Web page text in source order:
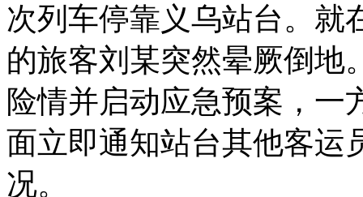
次列车停靠义乌站台。就
的旅客刘某突然晕厥倒地
险情并启动应急预案，一
面立即通知站台其他客运
况。